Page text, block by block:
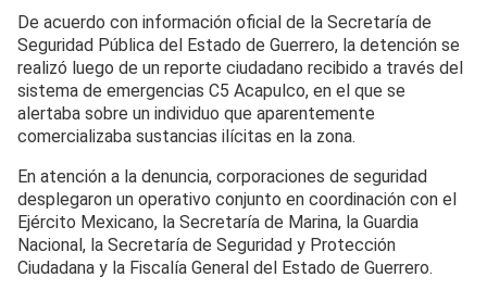
De acuerdo con información oficial de la Secretaría de
Seguridad Pública del Estado de Guerrero, la detención se
realizó luego de un reporte ciudadano recibido a través del
sistema de emergencias C5 Acapulco, en el que se
alertaba sobre un individuo que aparentemente
comercializaba sustancias ilícitas en la zona.
En atención a la denuncia, corporaciones de seguridad
desplegaron un operativo conjunto en coordinación con el
Ejército Mexicano, la Secretaría de Marina, la Guardia
Nacional, la Secretaría de Seguridad y Protección
Ciudadana y la Fiscalía General del Estado de Guerrero.